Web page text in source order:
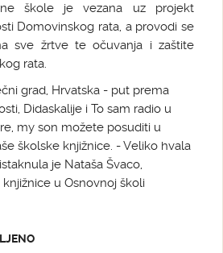
škole je vezana uz projekt
Domovinskog rata, a provodi se
sve žrtve te očuvanja i zaštite
rata.
grad, Hrvatska - put prema
Didaskalije i To sam radio u
my son možete posuditi u
školske knjižnice. - Veliko hvala
je Nataša Švaco,
u Osnovnoj školi